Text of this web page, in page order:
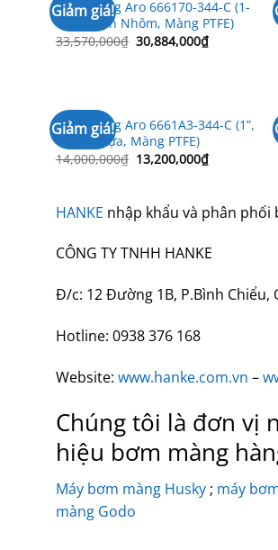
Giảm giá!
Bơm màng Aro 666170-344-C (1-
1/2”, Thân Nhôm, Màng PTFE)
33,570,000₫ Giá
gốc
30,884,000₫Giá
hiện
Giảm giá!
Bơm màng Aro 6661A3-344-C (1”,
Thân Nhựa, Màng PTFE)
14,000,000₫ Giá
gốc
13,200,000₫Giá
hiện
HANKE nhập khẩu và phân
CÔNG TY TNHH HANKE
Đ/c: 12 Đường 1B, P.Bình Chiểu,
Hotline: 0938 376 168
Website: www.hanke.com.vn –
Chúng tôi là đơn vị
hiệu bơm màng
Máy bơm màng Husky ; máy
màng Godo